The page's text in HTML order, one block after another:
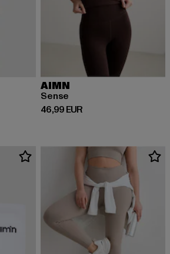
AIMN
Sense
46,99 EUR
Prix courant: 46,99 EUR